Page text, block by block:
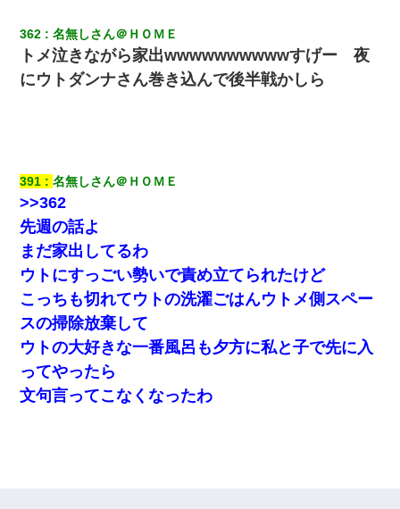
【GJ!】会社から帰宅中、広い駐車場にエンジンかけっ放しの車を
発見。しかも「ヒィ～」みたいな声も聞こえてきたので気になっ
て近寄ったら女の子がおっさんの下敷きになってた
スマホを与えられて、中学卒業する頃にはすっかり女叩きに洗脳
された弟が、大学進学のために一人暮らししたいと言い出した。
日航機墜落事故の「ここからは日本語で大丈夫ですよ〜」の絶望
感がヤバイ・・・
三年働いてたパートを突然クビになった。しかし元職場の主要取
引先のトップが母方の叔父だったので…
【唖然】帰宅したら旦那のスポーツカーが消えていた。警察『目
立つし、すぐ見つかるかもしれません』→ 数時間後・・警察『××
さんご存じですか？』
362 名無しさん＠ＨＯＭＥ
トメ泣きながら家出wwwwwwwwwwすげー 夜
にウトダンナさん巻き込んで後半戦かしら
391 名無しさん＠ＨＯＭＥ
>>362
先週の話よ
まだ家出してるわ
ウトにすっごい勢いで責め立てられたけど
こっちも切れてウトの洗濯ごはんウトメ側スペー
スの掃除放棄して
ウトの大好きな一番風呂も夕方に私と子で先に入
ってやったら
文句言ってこなくなったわ